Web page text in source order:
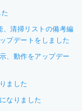
、清掃リストの備考編
プデートをしました
、動作をアップデー
ました
なりました